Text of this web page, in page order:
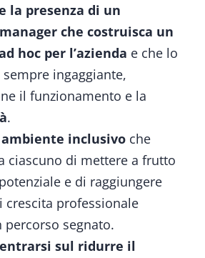
la presenza di un
che costruisca un
hoc per l’azienda e che lo
ingaggiante,
il funzionamento e la
.
ambiente inclusivo che
ciascuno di mettere a frutto
e di raggiungere
crescita professionale
segnato.
sul ridurre il